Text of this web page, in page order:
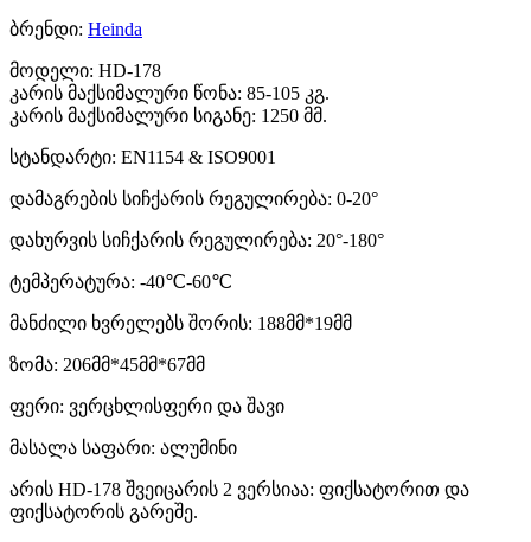
ბრენდი: Heinda
მოდელი: HD-178
კარის მაქსიმალური წონა: 85-105 კგ.
კარის მაქსიმალური სიგანე: 1250 მმ.
სტანდარტი: EN1154 & ISO9001
დამაგრების სიჩქარის რეგულირება: 0-20°
დახურვის სიჩქარის რეგულირება: 20°-180°
ტემპერატურა: -40℃-60℃
მანძილი ხვრელებს შორის: 188მმ*19მმ
ზომა: 206მმ*45მმ*67მმ
ფერი: ვერცხლისფერი და შავი
მასალა საფარი: ალუმინი
არის HD-178 შვეიცარის 2 ვერსიაა: ფიქსატორით და
ფიქსატორის გარეშე.